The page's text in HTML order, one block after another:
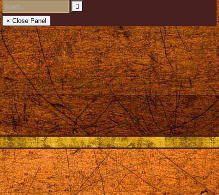
× Close Panel